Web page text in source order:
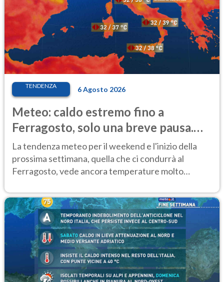
TENDENZA 6 Agosto 2026
Meteo: caldo estremo fino a
Ferragosto, solo una breve pausa.
Ecco dove
La tendenza meteo per il weekend e l'inizio della
prossima settimana, quella che ci condurrà al
Ferragosto, vede ancora temperature molto